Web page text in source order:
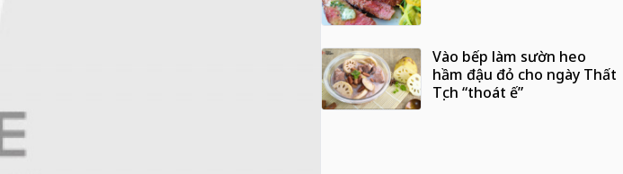
Vào bếp làm sườn heo
hầm đậu đỏ cho ngày Thất
Tịch “thoát ế”